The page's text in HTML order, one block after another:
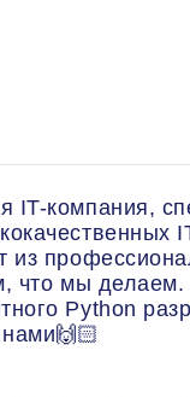
компания,
из
что мы
Python